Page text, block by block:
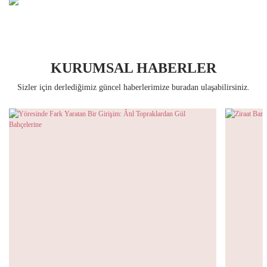
KURUMSAL HABERLER
Sizler için derlediğimiz güncel haberlerimize buradan ulaşabilirsiniz.